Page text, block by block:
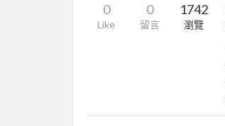
0
Like
0
留言
1742
瀏覽